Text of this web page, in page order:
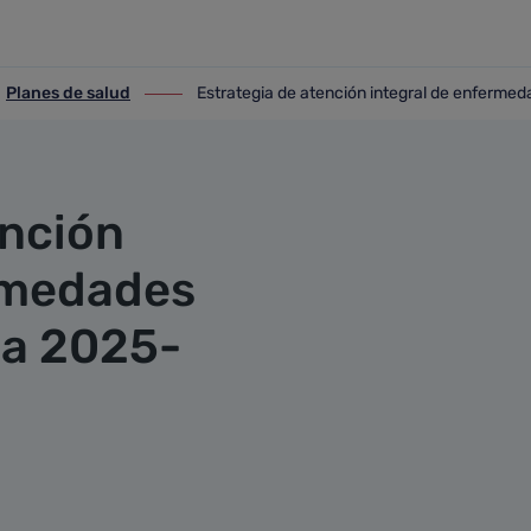
de salud
Planes de salud
ir-a Estrategia de atención integral de
Estrategia de atención integral de
2025-